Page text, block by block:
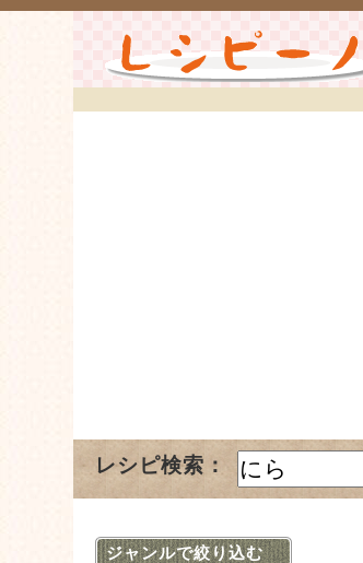
レシピ検索：
ジャンルで絞り込む